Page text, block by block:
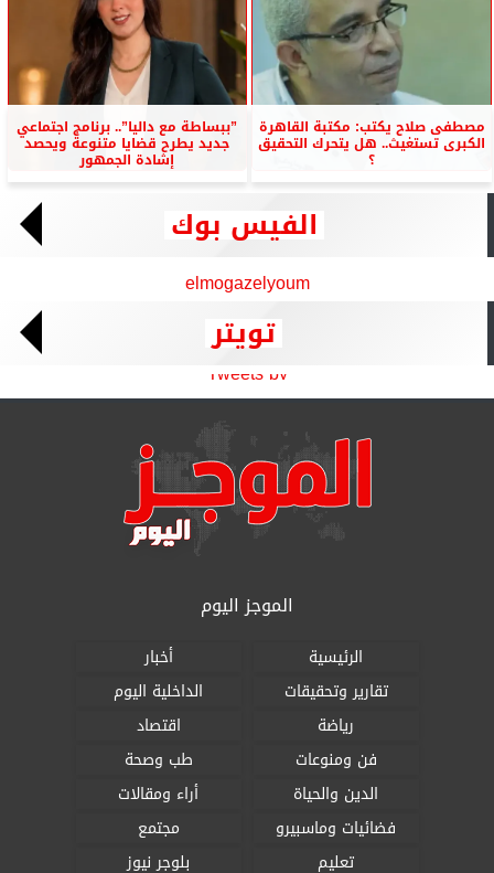
مصطفى صلاح يكتب: مكتبة القاهرة
الكبرى تستغيث.. هل يتحرك التحقيق
؟
”ببساطة مع داليا”.. برنامج اجتماعي
جديد يطرح قضايا متنوعة ويحصد
إشادة الجمهور
الفيس بوك
elmogazelyoum
تويتر
Tweets by
الموجز اليوم
الرئيسية
أخبار
تقارير وتحقيقات
الداخلية اليوم
رياضة
اقتصاد
فن ومنوعات
طب وصحة
الدين والحياة
أراء ومقالات
فضائيات وماسبيرو
مجتمع
تعليم
بلوجر نيوز